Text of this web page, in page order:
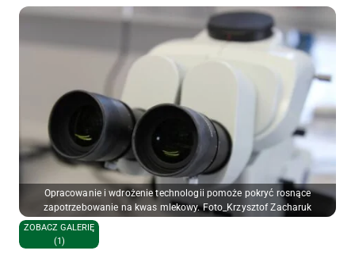
Opracowanie i wdrożenie technologii pomoże pokryć rosnące
zapotrzebowanie na kwas mlekowy. Foto_Krzysztof Zacharuk
ZOBACZ GALERIĘ
(1)